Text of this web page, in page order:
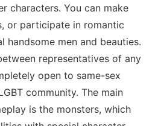
characters. You can make
or participate in romantic
handsome men and beauties.
representatives of any
open to same-sex
community. The main
is the monsters, which